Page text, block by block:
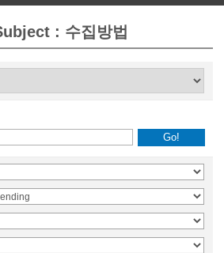
: 수집방법